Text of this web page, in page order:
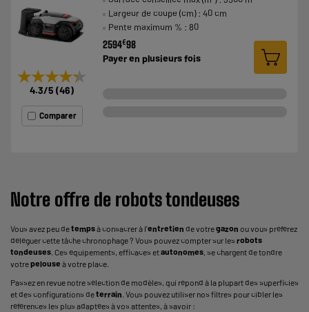
★★★★★
★★★★★
4.3/5 (46)
Comparer
Largeur de coupe (cm) : 40 cm
Pente maximum % : 80
2594€98
Payer en plusieurs fois
Notre offre de robots tondeuses
Vous avez peu detempsà consacrer à l'entretien de votregazon ou vous préférez
déléguer cette tâche chronophage ? Vous pouvez compter sur les robots
tondeuses. Ces équipements, efficaces etautonomes, se chargent de tondre
votrepelouse à votre place.
Passez en revue notre sélection de modèles, qui répond à la plupart des superficies
et des configurations deterrain. Vous pouvez utiliser nos filtres pour cibler les
références les plus adaptées à vos attentes, à savoir :